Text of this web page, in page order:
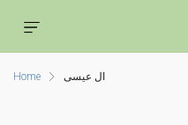
Home ال عيسى